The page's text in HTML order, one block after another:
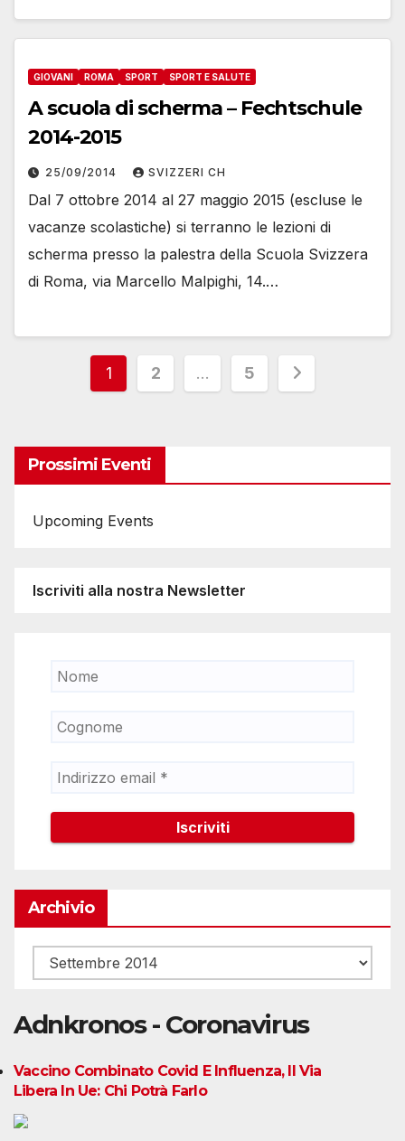
GIOVANI ROMA SPORT SPORT E SALUTE
A scuola di scherma – Fechtschule
2014-2015
25/09/2014 SVIZZERI CH
Dal 7 ottobre 2014 al 27 maggio 2015 (escluse le
vacanze scolastiche) si terranno le lezioni di
scherma presso la palestra della Scuola Svizzera
di Roma, via Marcello Malpighi, 14.…
Paginazione
articoli
1 2 … 5
Prossimi Eventi
Upcoming Events
Iscriviti alla nostra Newsletter
Archivio
Archivio
Adnkronos - Coronavirus
Vaccino Combinato Covid E Influenza, Il Via
Libera In Ue: Chi Potrà Farlo